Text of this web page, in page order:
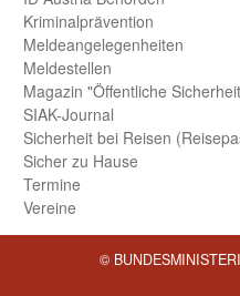
Kriminal­prävention
Melde­an­ge­le­gen­heiten
Meld­estellen
Magazin "Öffentliche
SIAK-Journal
Sicherheit bei Reisen
Sicher zu Hause
Termine
Vereine
©